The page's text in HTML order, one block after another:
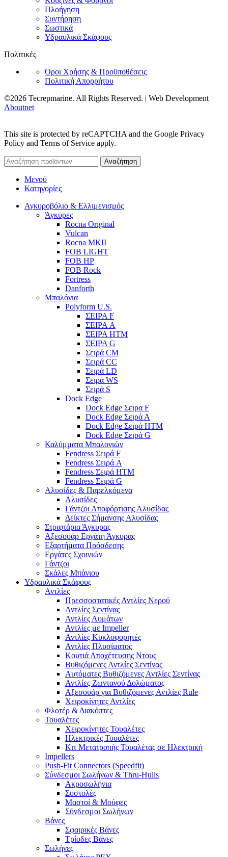
Πλοήγηση
Συντήρηση
Σωστικά
Υδραυλικά Σκάφους
Πολιτικές
Όροι Χρήσης & Προϋποθέσεις
Πολιτική Απορρήτου
©2026 Tecrepmarine. All Rights Reserved. | Web Development
Aboutnet
This site is protected by reCAPTCHA and the Google Privacy
Policy and Terms of Service apply.
Αναζήτηση
Μενού
Κατηγορίες
Αγκυροβόλιο & Ελλιμενισμός
Άγκυρες
Rocna Original
Vulcan
Rocna MKII
FOB LIGHT
FOB HP
FOB Rock
Fortress
Danforth
Μπαλόνια
Polyform U.S.
ΣΕΙΡΑ F
ΣΕΙΡΑ A
ΣΕΙΡΑ HTM
ΣΕΙΡΑ G
Σειρά CM
Σειρά CC
Σειρά LD
Σειρά WS
Σειρά S
Dock Edge
Dock Edge Σειρα F
Dock Edge Σειρά Α
Dock Edge Σειρά HTM
Dock Edge Σειρά G
Καλύμματα Μπαλονιών
Fendress Σειρά F
Fendress Σειρά A
Fendress Σειρά HTM
Fendress Σειρά G
Αλυσίδες & Παρελκόμενα
Αλυσίδες
Γάντζοι Αποφόρτισης Αλυσίδας
Δείκτες Σήμανσης Αλυσίδας
Στριφτάρια Άγκυρας
Αξεσουάρ Εργάτη Άγκυρας
Εξαρτήματα Πρόσδεσης
Εργάτες Σχοινιών
Γάντζοι
Σκάλες Μπάνιου
Υδραυλικά Σκάφους
Αντλίες
Πρεσσοστατικές Αντλίες Νερού
Αντλίες Σεντίνας
Αντλίες Λυμάτων
Αντλίες με Impeller
Αντλίες Κυκλοφορητές
Αντλίες Πλυσίματος
Κουτιά Αποχέτευσης Ντους
Βυθιζόμενες Αντλίες Σεντίνας
Αυτόματες Βυθιζόμενες Αντλίες Σεντίνας
Αντλίες Ζωντανού Δολώματος
Αξεσουάρ για Βυθιζόμενες Αντλίες Rule
Χειροκίνητες Αντλίες
Φλοτέρ & Διακόπτες
Τουαλέτες
Χειροκίνητες Τουαλέτες
Ηλεκτρικές Τουαλέτες
Κιτ Μετατροπής Τουαλέτας σε Ηλεκτρική
Impellers
Push-Fit Connectors (Speedfit)
Σύνδεσμοι Σωλήνων & Thru-Hulls
Ακροσωλήνια
Συστολές
Μαστοί & Μούφες
Σύνδεσμοι Σωλήνων
Βάνες
Σφαιρικές Βάνες
Τρίοδες Βάνες
Σωλήνες